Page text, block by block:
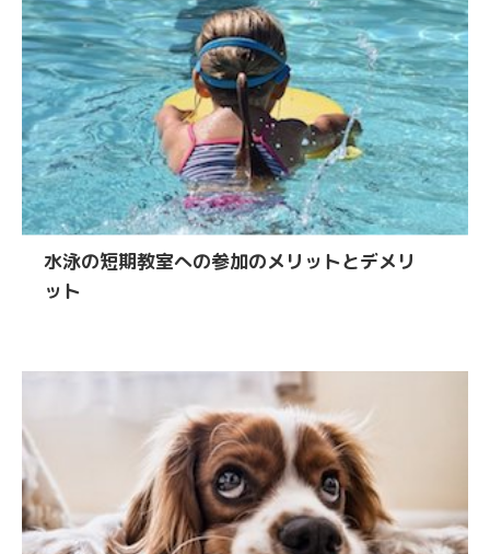
水泳の短期教室への参加のメリットとデメリ
ット